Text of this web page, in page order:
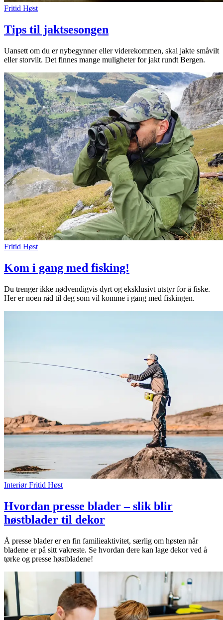
Fritid Høst
Tips til jaktsesongen
Uansett om du er nybegynner eller viderekommen, skal jakte småvilt
eller storvilt. Det finnes mange muligheter for jakt rundt Bergen.
Fritid Høst
Kom i gang med fisking!
Du trenger ikke nødvendigvis dyrt og eksklusivt utstyr for å fiske.
Her er noen råd til deg som vil komme i gang med fiskingen.
Interiør Fritid Høst
Hvordan presse blader – slik blir
høstblader til dekor
Å presse blader er en fin familieaktivitet, særlig om høsten når
bladene er på sitt vakreste. Se hvordan dere kan lage dekor ved å
tørke og presse høstbladene!